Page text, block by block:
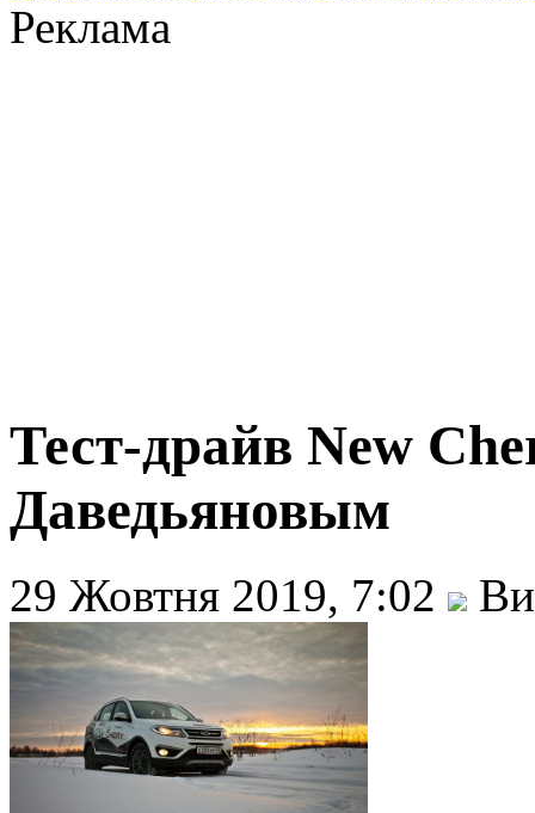
Реклама
Тест-драйв New
Даведьяновым
29 Жовтня 2019, 7:02